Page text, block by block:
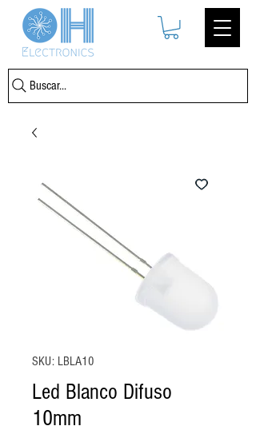
Buscar...
SKU: LBLA10
Led Blanco Difuso
10mm